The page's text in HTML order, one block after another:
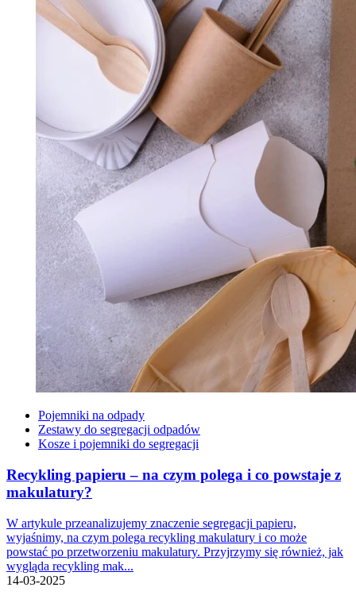
Pojemniki na odpady
Zestawy do segregacji odpadów
Kosze i pojemniki do segregacji
Recykling papieru – na czym polega i co powstaje z
makulatury?
W artykule przeanalizujemy znaczenie segregacji papieru,
wyjaśnimy, na czym polega recykling makulatury i co może
powstać po przetworzeniu makulatury. Przyjrzymy się również, jak
wygląda recykling mak...
14-03-2025